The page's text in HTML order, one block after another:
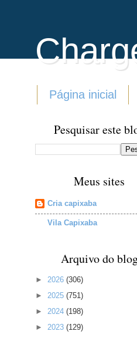
Página inicial
Pesquisar este
Meus sites
Cria capixaba
Vila Capixaba
Arquivo do
► 2026 (306)
► 2025 (751)
► 2024 (198)
► 2023 (129)